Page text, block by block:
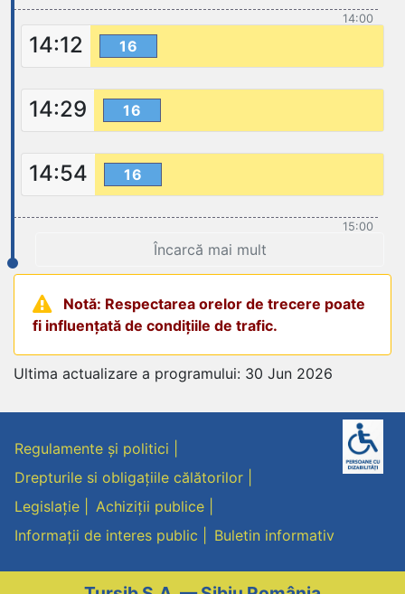
14:00
14:12 16
14:29 16
14:54 16
15:00
Încarcă mai mult
Notă: Respectarea orelor de trecere poate
fi influențată de condițiile de trafic.
Ultima actualizare a programului: 30 Jun 2026
Regulamente și politici
Drepturile si obligațiile călătorilor
Legislație
Achiziții publice
Informații de interes public
Buletin informativ